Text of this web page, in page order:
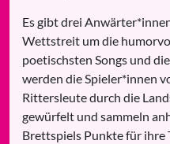
Es gibt drei
Wettstreit um die
poetischsten Songs und
werden die Spieler*innen
Rittersleute durch die
gewürfelt und sammeln
Brettspiels Punkte für